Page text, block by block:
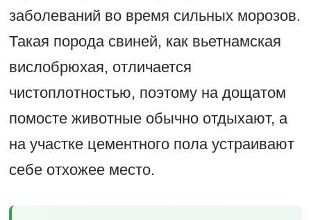
заболеваний во время сильных морозов.
Такая порода свиней, как вьетнамская
вислобрюхая, отличается
чистоплотностью, поэтому на дощатом
помосте животные обычно отдыхают, а
на участке цементного пола устраивают
себе отхожее место.